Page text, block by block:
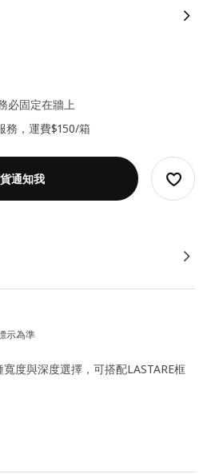
必固定在牆上
務，運費$150/箱
通知我
示為準
度與深度選擇，可搭配LASTARE框